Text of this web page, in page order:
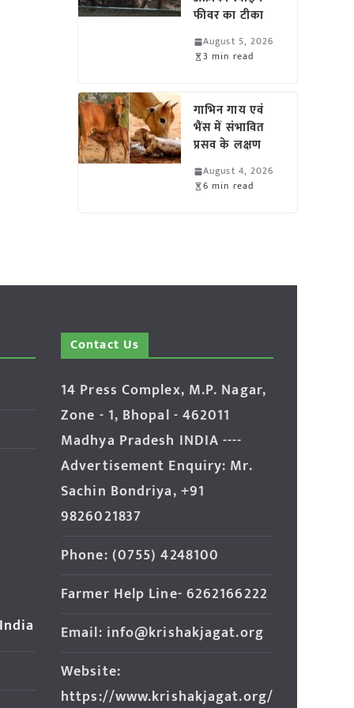
फीवर का टीका
August 5, 2026
3 min read
गाभिन गाय एवं
भैंस में संभावित
प्रसव के लक्षण
August 4, 2026
6 min read
Contact Us
14 Press Complex, M.P. Nagar,
Zone - 1, Bhopal - 462011
Madhya Pradesh INDIA ----
Advertisement Enquiry: Mr.
Sachin Bondriya, +91
9826021837
Phone: (0755) 4248100
Farmer Help Line- 6262166222
Email: info@krishakjagat.org
Website:
https://www.krishakjagat.org/